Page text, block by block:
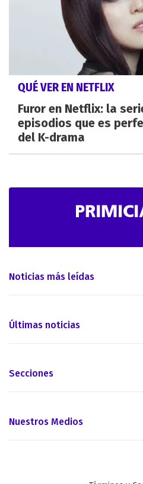
QUÉ VER EN NETFLIX
Furor en Netflix: la
episodios que es
del K-drama
Noticias más leídas
Últimas noticias
Secciones
Nuestros Medios